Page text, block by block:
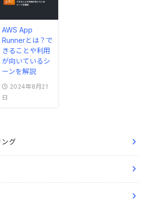
AWS App
Runnerとは？で
きることや利用
が向いているシ
ーンを解説
2024年8月21
日
ング